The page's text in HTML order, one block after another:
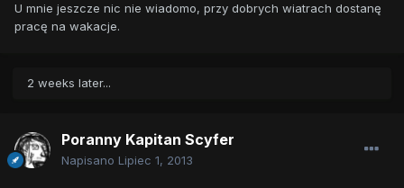
U mnie jeszcze nic nie wiadomo, przy dobrych wiatrach dostanę
pracę na wakacje.
2 weeks later...
Poranny Kapitan Scyfer
Napisano Lipiec 1, 2013